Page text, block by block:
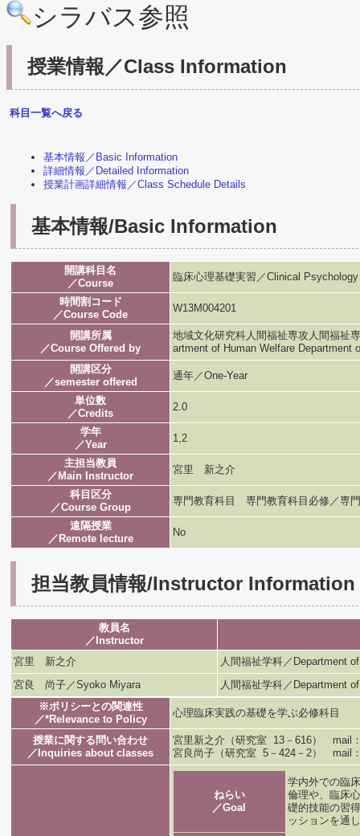
シラバス参照
授業情報／Class Information
科目一覧へ戻る
基本情報／Basic Information
詳細情報／Detailed Information
授業計画詳細情報／Class Schedule Details
基本情報/Basic Information
開講科目名
／Course
臨床心理基礎実習／Clinical
時間割コード
／Course Code
W13M004201
開講所属
／Course Offered by
地域文化研究科人間福祉専攻人間福祉
artment of Human Welfare Department
開講区分
／semester offered
通年／One-Year
単位数
／Credits
2.0
学年
／Year
1,2
主担当教員
／Main Instructor
宮里 新之介
科目区分
／Course Group
専門教育科目 専門教育科目必修／専
遠隔授業
／Remote lecture
No
担当教員情報/Instructor Information
教員名
／Instructor
宮里 新之介
人間福祉学科／Department
宮良 尚子／Syoko Miyara
人間福祉学科／Department
※ポリシーとの関連性
／*Relevance to Policy
心理臨床実践の基礎を学ぶ必修科目
授業に関する問い合わせ
／Inquiries about classes
宮里新之介（研究室 13－616） mail
宮良尚子（研究室 5－424－2） mail
ねらい
／Goal
学内外での臨
倫理や、臨床
礎的技能の習
ッションを通